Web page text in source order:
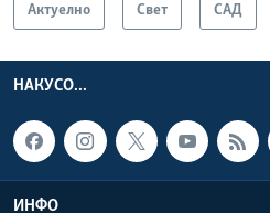
Актуелно Свет САД
НАКУСО...
ИНФО